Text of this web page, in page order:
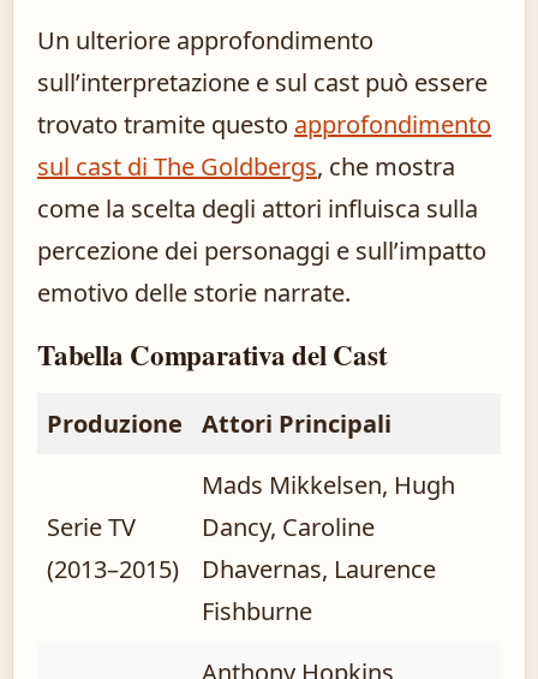
Un ulteriore approfondimento
sull’interpretazione e sul cast può essere
trovato tramite questo approfondimento
sul cast di The Goldbergs, che mostra
come la scelta degli attori influisca sulla
percezione dei personaggi e sull’impatto
emotivo delle storie narrate.
Tabella Comparativa del Cast
Produzione Attori Principali
Serie TV
(2013–2015)
Mads Mikkelsen, Hugh
Dancy, Caroline
Dhavernas, Laurence
Fishburne
Anthony Hopkins,